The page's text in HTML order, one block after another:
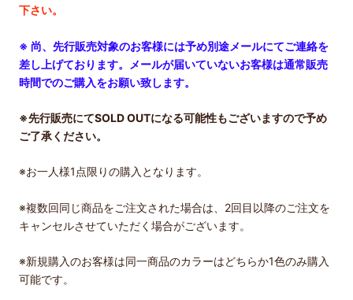
下さい。
※ 尚、先行販売対象のお客様には予め別途メールにてご連絡を
差し上げております。メールが届いていないお客様は通常販売
時間でのご購入をお願い致します。
※先行販売にてSOLD OUTになる可能性もございますので予め
ご了承ください。
※お一人様1 点限りの購入となります。
※複数回同じ商品をご注文された場合は、2回目以降のご注文を
キャンセルさせていただく場合がございます。
※新規購入のお客様は同一商品のカラーはどちらか1色のみ購入
可能です。